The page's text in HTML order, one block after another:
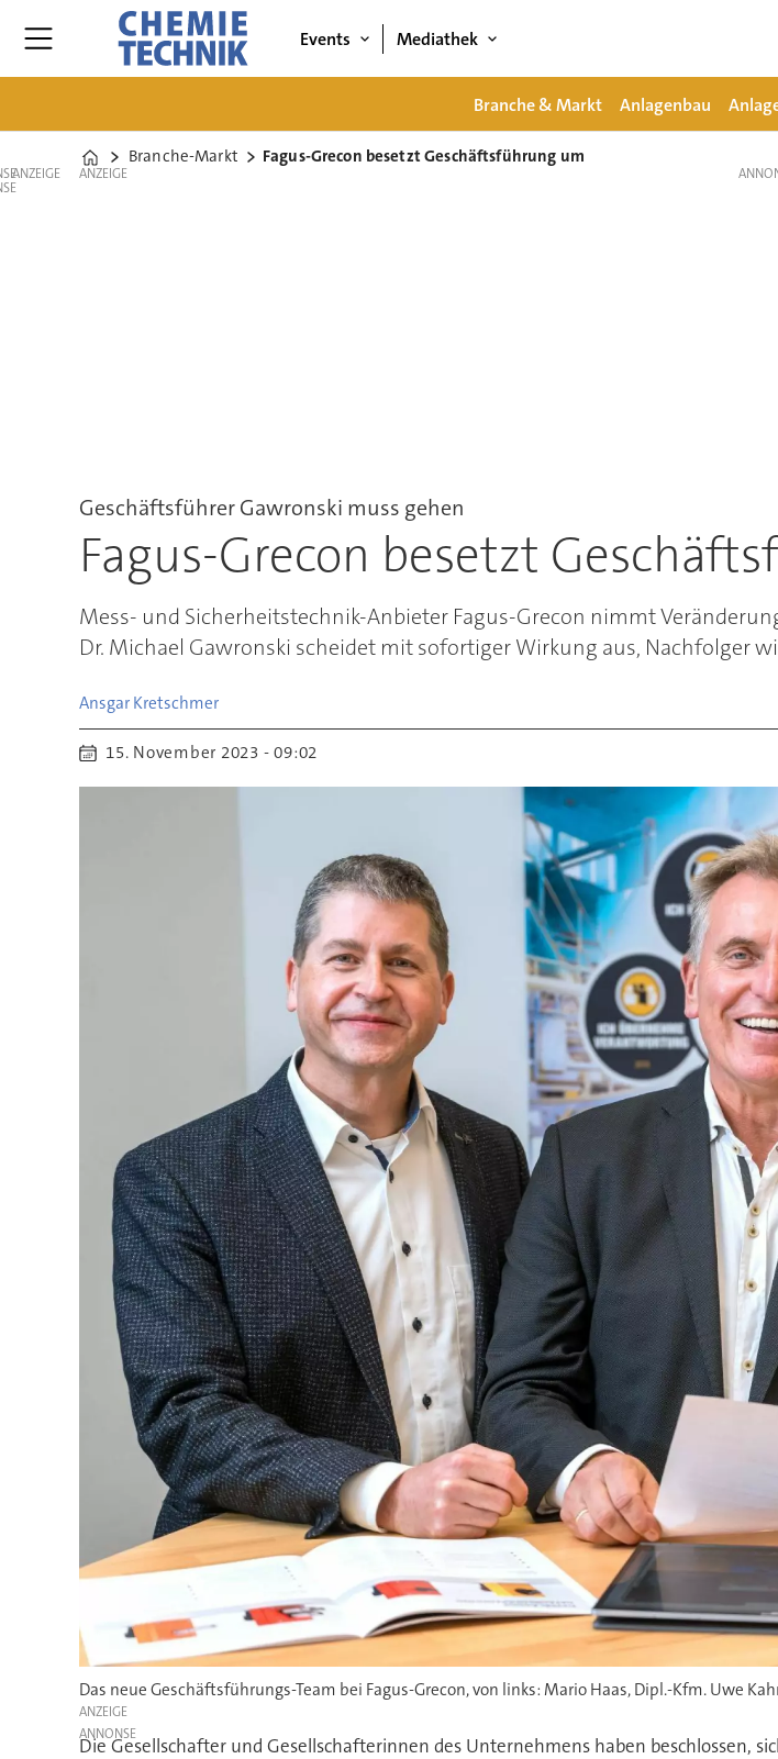
Events Mediathek
Branche & Markt Anlagenbau
Home
Branche-Markt Fagus-Grecon besetzt Geschäftsführung um
ANZEIGE ANZEIGE
Geschäftsführer Gawronski muss gehen
Fagus-Grecon besetzt
Mess- und Sicherheitstechnik-Anbieter Fagus-Grecon nimmt
Dr. Michael Gawronski scheidet mit sofortiger Wirkung aus, Nachfolger
Ansgar Kretschmer
15. November 2023 - 09:02
Das neue Geschäftsführungs-Team bei Fagus-Grecon, von links: Mario Haas, Dipl.-Kfm. Uwe
ANZEIGE
Die Gesellschafter und Gesellschafterinnen des Unternehmens haben beschlossen,